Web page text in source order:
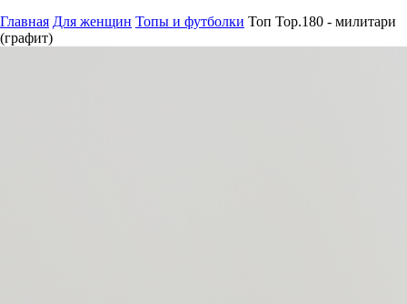
Главная Для женщин Топы и футболки Топ Top.180 - милитари
(графит)